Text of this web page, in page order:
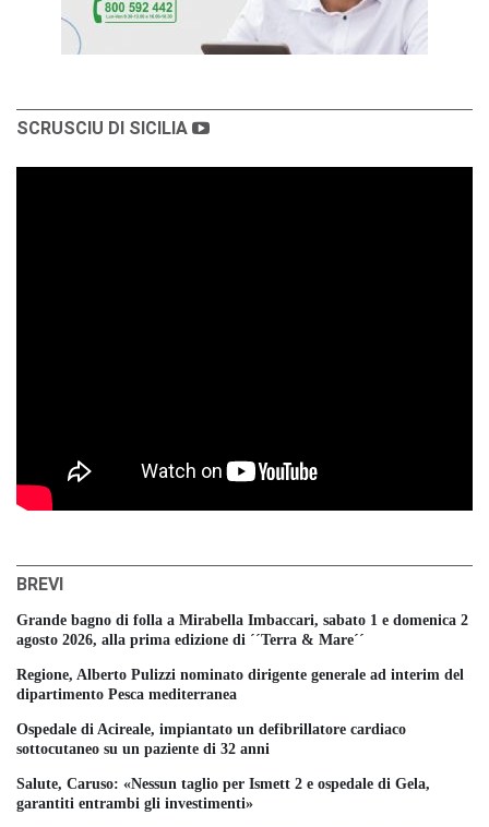
SCRUSCIU DI SICILIA
BREVI
Grande bagno di folla a Mirabella Imbaccari, sabato 1 e domenica 2
agosto 2026, alla prima edizione di ´´Terra & Mare´´
Regione, Alberto Pulizzi nominato dirigente generale ad interim del
dipartimento Pesca mediterranea
Ospedale di Acireale, impiantato un defibrillatore cardiaco
sottocutaneo su un paziente di 32 anni
Salute, Caruso: «Nessun taglio per Ismett 2 e ospedale di Gela,
garantiti entrambi gli investimenti»